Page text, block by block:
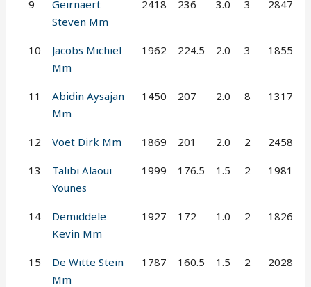
9
Geirnaert
Steven Mm
2418 236 3.0 3 2847
10
Jacobs Michiel
Mm
1962 224.5 2.0 3 1855
11
Abidin Aysajan
Mm
1450 207 2.0 8 1317
12 Voet Dirk Mm 1869 201 2.0 2 2458
13
Talibi Alaoui
Younes
1999 176.5 1.5 2 1981
14
Demiddele
Kevin Mm
1927 172 1.0 2 1826
15
De Witte Stein
Mm
1787 160.5 1.5 2 2028